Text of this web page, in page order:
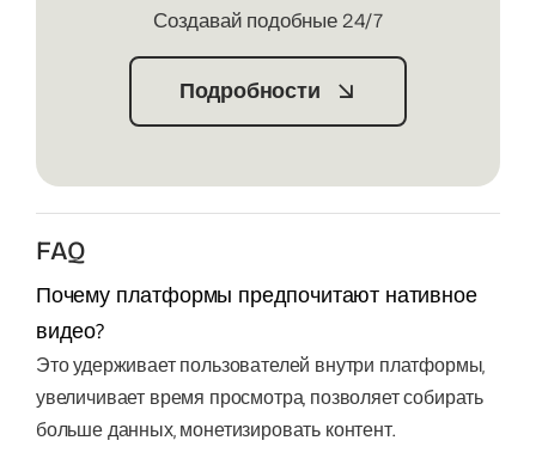
Создавай подобные 24/7
Подробности
FAQ
Почему платформы предпочитают нативное
видео?
Это удерживает пользователей внутри платформы,
увеличивает время просмотра, позволяет собирать
больше данных, монетизировать контент.